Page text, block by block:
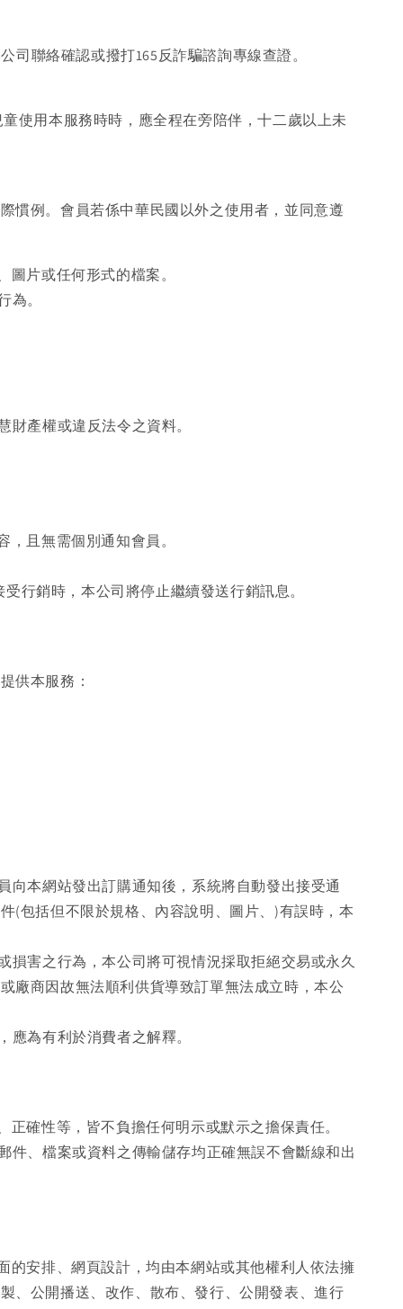
聯絡確認或撥打165反詐騙諮詢專線查證。
使用本服務時時，應全程在旁陪伴，十二歲以上未
慣例。會員若係中華民國以外之使用者，並同意遵
片或任何形式的檔案。
。
產權或違反法令之資料。
且無需個別通知會員。
行銷時，本公司將停止繼續發送行銷訊息。
供本服務：
本網站發出訂購通知後，系統將自動發出接受通
(包括但不限於規格、內容說明、圖片、)有誤時，本
害之行為，本公司將可視情況採取拒絕交易或永久
廠商因故無法順利供貨導致訂單無法成立時，本公
為有利於消費者之解釋。
確性等，皆不負擔任何明示或默示之擔保責任。
、檔案或資料之傳輸儲存均正確無誤不會斷線和出
的安排、網頁設計，均由本網站或其他權利人依法擁
、公開播送、改作、散布、發行、公開發表、進行